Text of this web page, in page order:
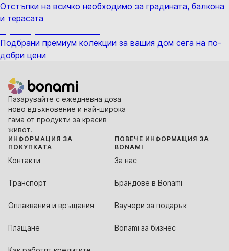
Отстъпки на всичко необходимо за градината, балкона
и терасата
Подбрани премиум колекции за вашия дом сега на по-
добри цени
Пазарувайте с ежедневна доза
ново вдъхновение и най-широка
гама от продукти за красив
живот.
ИНФОРМАЦИЯ ЗА
ПОКУПКАТА
Контакти
Транспорт
Оплаквания и връщания
Плащане
ПОВЕЧЕ ИНФОРМАЦИЯ ЗА
BONAMI
За нас
Брандове в Bonami
Ваучери за подарък
Bonami за бизнес